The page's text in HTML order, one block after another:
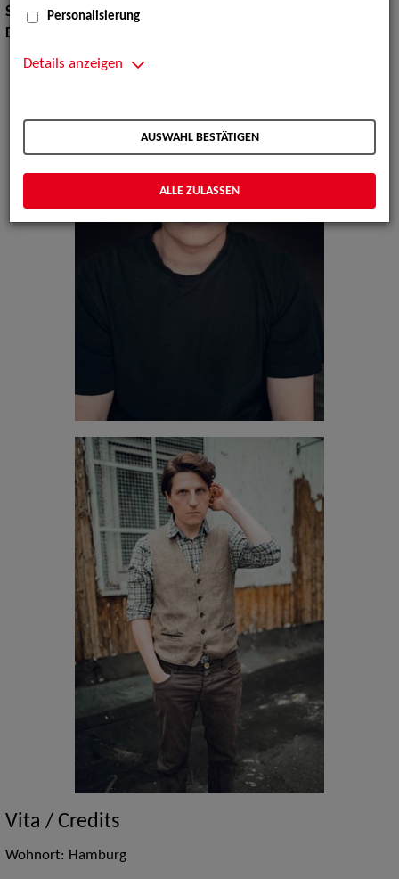
Sprachen:Englisch
Dialekte:
Vita / Credits
Wohnort: Hamburg
Personalisierung
Details anzeigen
AUSWAHL BESTÄTIGEN
ALLE ZULASSEN